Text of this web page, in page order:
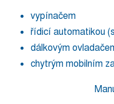
vypínačem
řídicí automatikou
dálkovým
chytrým mobilním